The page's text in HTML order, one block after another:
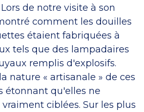
de notre visite à son
comment les douilles
étaient fabriquées à
tels que des lampadaires
remplis d'explosifs.
nature « artisanale » de ces
étonnant qu'elles ne
ciblées. Sur les plus